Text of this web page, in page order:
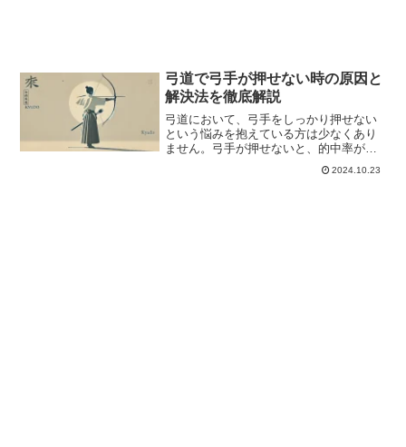
弓道で弓手が押せない時の原因と
解決法を徹底解説
弓道において、弓手をしっかり押せない
という悩みを抱えている方は少なくあり
ません。弓手が押せないと、的中率が下
なります。この問題を解決するために
2024.10.23